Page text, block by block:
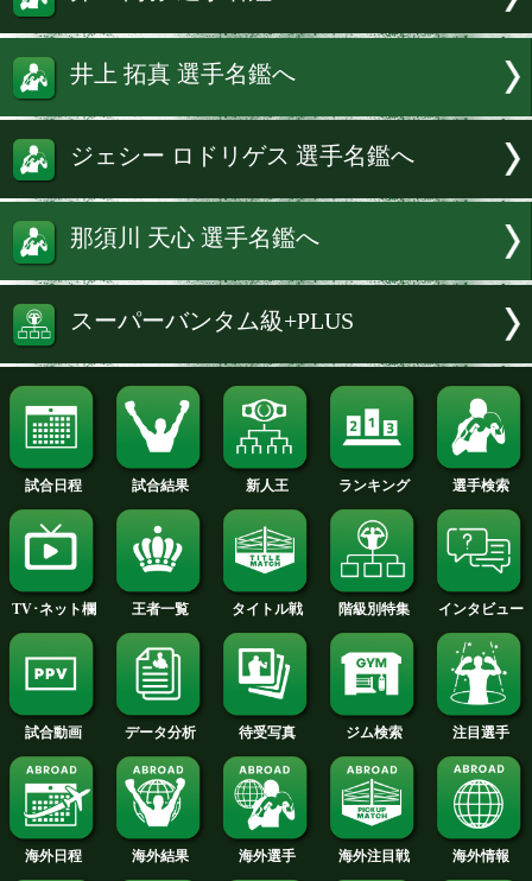
続きを読む
特集:井上尚弥vs中谷潤人
特集:井上拓真vs井岡一翔
井上 拓真 選手名鑑へ
ジェシー ロドリゲス 選手名鑑へ
那須川 天心 選手名鑑へ
スーパーバンタム級+PLUS